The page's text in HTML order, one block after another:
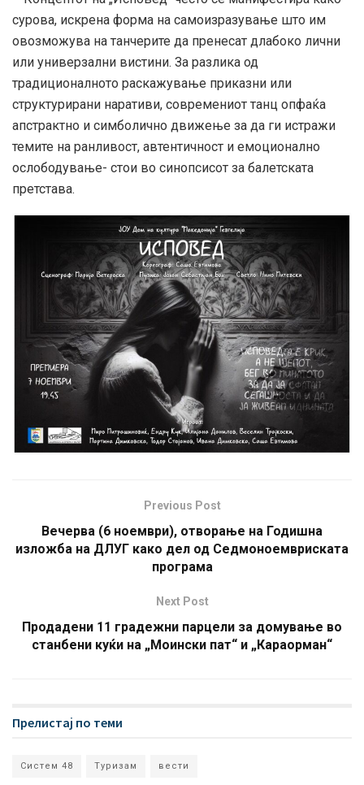
сурова, искрена форма на самоизразување што им
овозможува на танчерите да пренесат длабоко лични
или универзални вистини. За разлика од
традиционалното раскажување приказни или
структурирани наративи, современиот танц опфаќа
апстрактно и симболично движење за да ги истражи
темите на ранливост, автентичност и емоционално
ослободување- стои во синопсисот за балетската
претстава.
Previous Post
Вечерва (6 ноември), отворање на Годишна
изложба на ДЛУГ како дел од Седмоноемвриската
програма
Next Post
Продадени 11 градежни парцели за домување во
станбени куќи на „Моински пат“ и „Караорман“
Прелистај по теми
Систем 48 Туризам вести